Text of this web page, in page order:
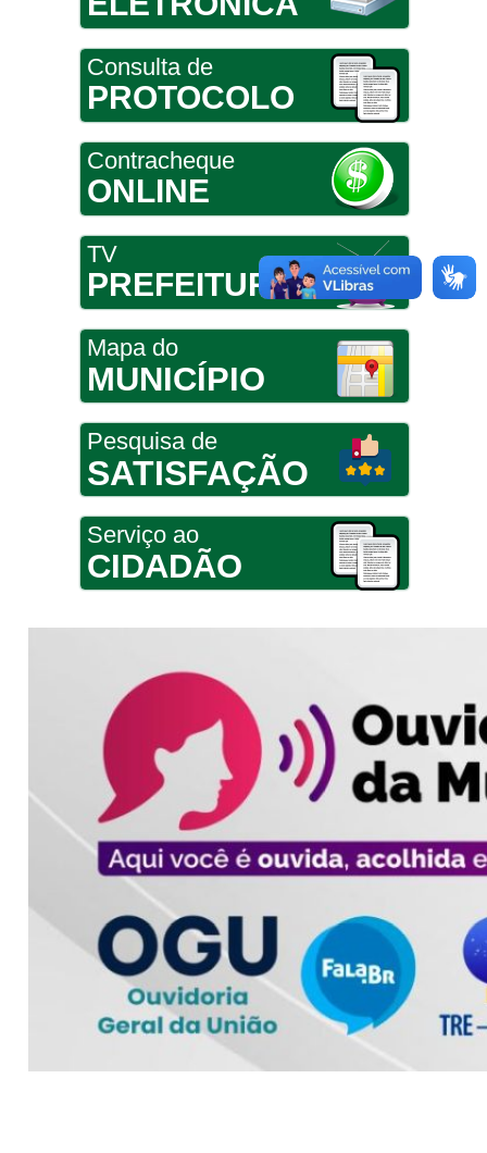
Consulta de
PROTOCOLO
Contracheque
ONLINE
TV
PREFEITURA
Mapa do
MUNICÍPIO
Pesquisa de
SATISFAÇÃO
Serviço ao
CIDADÃO